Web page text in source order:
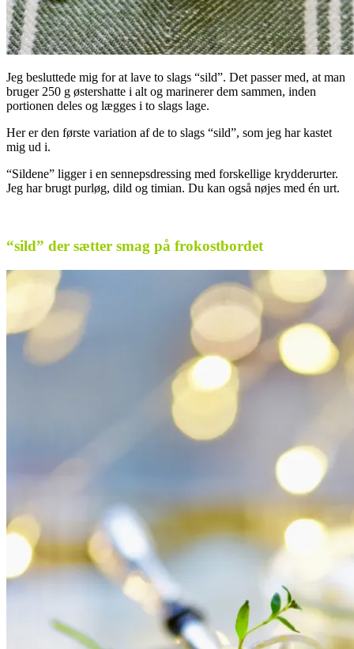
Jeg besluttede mig for at lave to slags “sild”. Det passer med, at man
bruger 250 g østershatte i alt og marinerer dem sammen, inden
portionen deles og lægges i to slags lage.
Her er den første variation af de to slags “sild”, som jeg har kastet
mig ud i.
“Sildene” ligger i en sennepsdressing med forskellige krydderurter.
Jeg har brugt purløg, dild og timian. Du kan også nøjes med én urt.
“sild” der sætter smag på frokostbordet